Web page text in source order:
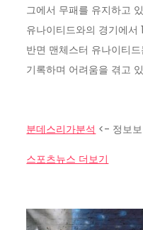
그에서 무패를 유지하고
유나이티드와의 경기에서
반면 맨체스터 유나이티
기록하며 어려움을 겪고
분데스리가분석 <- 정보
스포츠뉴스 더보기